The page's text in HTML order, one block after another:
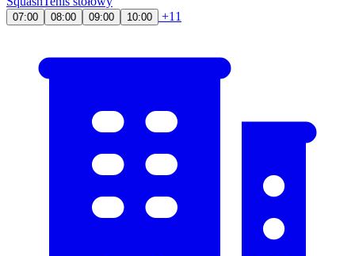
07:00 08:00 09:00 10:00 +11